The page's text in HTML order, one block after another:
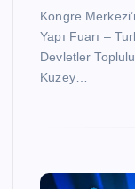
Kongre
Yapı Fuarı –
Devletler
Kuzey…